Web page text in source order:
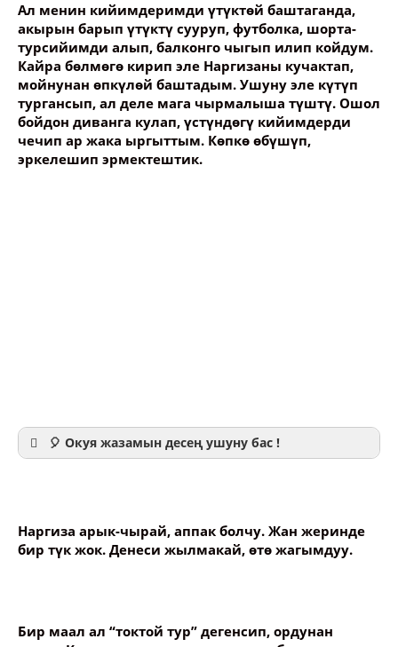
Ал менин кийимдеримди үтүктөй баштаганда,
акырын барып үтүктү сууруп, футболка, шорта-
турсийимди алып, балконго чыгып илип койдум.
Кайра бөлмөгө кирип эле Наргизаны кучактап,
мойнунан өпкүлөй баштадым. Ушуну эле күтүп
тургансып, ал деле мага чырмалыша түштү. Ошол
бойдон диванга кулап, үстүндөгү кийимдерди
чечип ар жака ыргыттым. Көпкө өбүшүп,
эркелешип эрмектештик.
🎈 Окуя жазамын десең ушуну бас !
Ваше имя
Наргиза арык-чырай, аппак болчу. Жан жеринде
бир түк жок. Денеси жылмакай, өтө жагымдуу.
Бир маал ал “токтой тур” дегенсип, ордунан